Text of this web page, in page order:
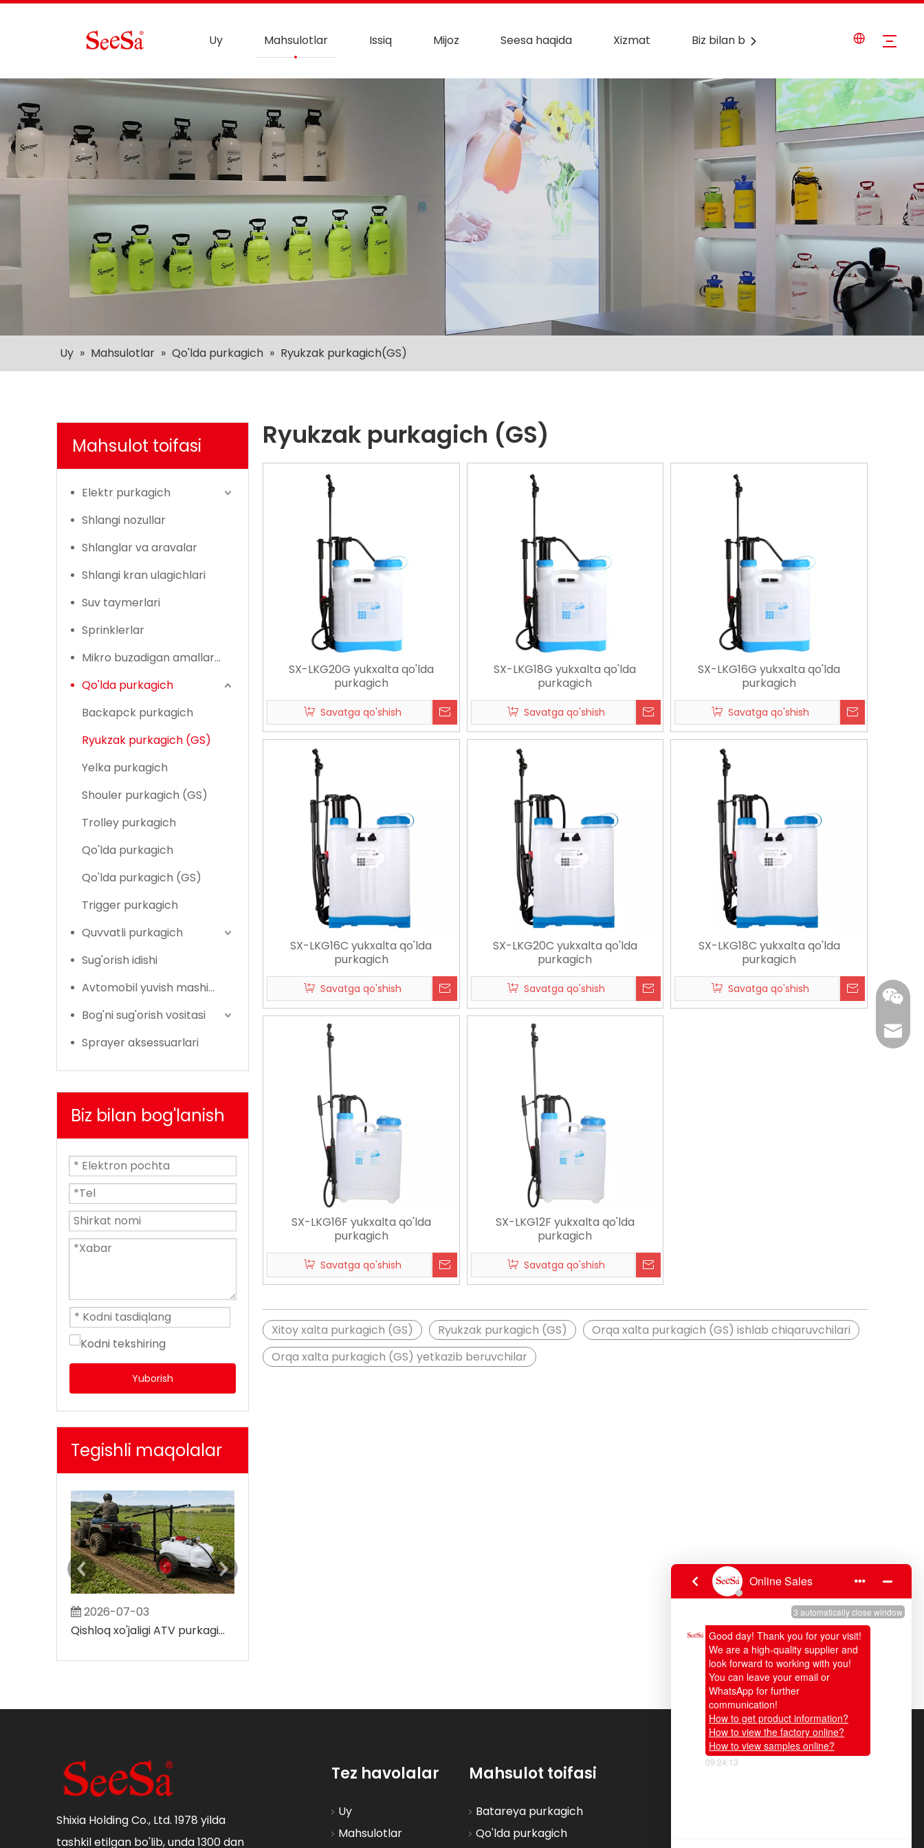
Uy Mahsulotlar Issiq Mijoz Seesa haqida Xizmat Biz bilan bog'lanish Yangiliklar
Uy » Mahsulotlar » Qo'lda purkagich » Ryukzak purkagich(GS)
Mahsulot toifasi
Elektr purkagich
Shlangi nozullar
Shlanglar va aravalar
Shlangi kran ulagichlari
Suv taymerlari
Sprinklerlar
Mikro buzadigan amallar bilan sug'orish
Qo'lda purkagich
Backapck purkagich
Ryukzak purkagich (GS)
Yelka purkagich
Shouler purkagich (GS)
Trolley purkagich
Qo'lda purkagich
Qo'lda purkagich (GS)
Trigger purkagich
Quvvatli purkagich
Sug'orish idishi
Avtomobil yuvish mashinasi
Bog'ni sug'orish vositasi
Sprayer aksessuarlari
Biz bilan bog'lanish
Yuborish
Tegishli maqolalar
2026-07-03
Qishloq xo'jaligi ATV purkagichi qancha erni qoplashi mumkin?
Bog 'shlangi ko'krak sotib olish bo'yicha qo'llanma | Uy va tijorat maqsadlarida foydalanish uchun vertikal ABS TPR nozul
2026-07-06
Ryukzak purkagich (GS)
SX-LKG20G yukxalta qo'lda
purkagich
Savatga qo'shish
SX-LKG18G yukxalta qo'lda
purkagich
Savatga qo'shish
SX-LKG16G yukxalta qo'lda
purkagich
Savatga qo'shish
SX-LKG16C yukxalta qo'lda
purkagich
Savatga qo'shish
SX-LKG20C yukxalta qo'lda
purkagich
Savatga qo'shish
SX-LKG18C yukxalta qo'lda
purkagich
Savatga qo'shish
SX-LKG16F yukxalta qo'lda
purkagich
Savatga qo'shish
SX-LKG12F yukxalta qo'lda
purkagich
Savatga qo'shish
Xitoy xalta purkagich (GS) Ryukzak purkagich (GS)
Orqa xalta purkagich (GS) ishlab chiqaruvchilari
Orqa xalta purkagich (GS) yetkazib beruvchilar
Shixia Holding Co., Ltd. 1978 yilda
tashkil etilgan bo'lib, unda 1300 dan
Tez havolalar
Uy
Mahsulotlar
Mahsulot toifasi
Batareya purkagich
Qo'lda purkagich